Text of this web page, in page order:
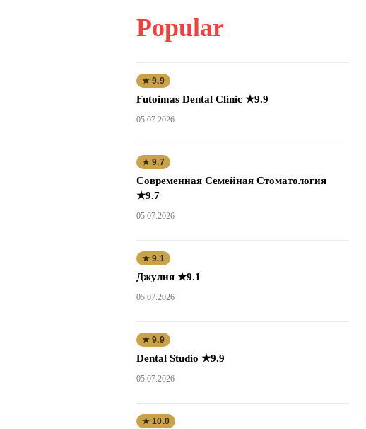
Popular
★ 9.9
Futoimas Dental Clinic ★9.9
05.07.2026
★ 9.7
Современная Семейная Стоматология
★9.7
05.07.2026
★ 9.1
Джулия ★9.1
05.07.2026
★ 9.9
Dental Studio ★9.9
05.07.2026
★ 10.0